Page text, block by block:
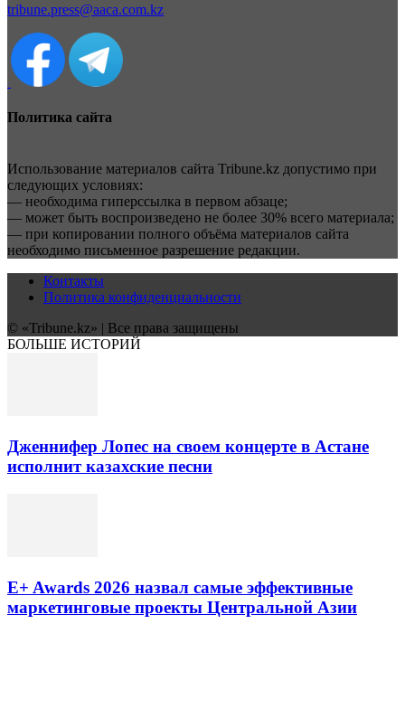
tribune.press@aaca.com.kz
Политика сайта
Использование материалов сайта Tribune.kz допустимо при
следующих условиях:
— необходима гиперссылка в первом абзаце;
— может быть воспроизведено не более 30% всего материала;
— при копировании полного объёма материалов сайта
необходимо письменное разрешение редакции.
Контакты
Политика конфиденциальности
© «Tribune.kz» | Все права защищены
БОЛЬШЕ ИСТОРИЙ
Дженнифер Лопес на своем концерте в Астане
исполнит казахские песни
E+ Awards 2026 назвал самые эффективные
маркетинговые проекты Центральной Азии